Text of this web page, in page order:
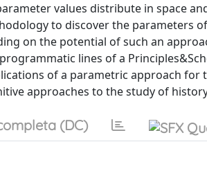
values distribute in space
to discover the parameters
on the potential of such an
lines of a
of a parametric approach for
approaches to the study of
(DC)